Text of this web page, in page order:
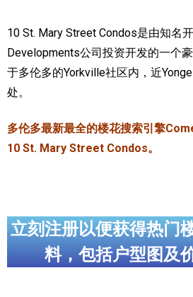
定居安大略省
安大略省免费医疗保险
吃货眼中的加拿大地图
10 St. Mary Street Condos是由知名
Developments公司投资开发的一个
于多伦多的Yorkville社区内，近
处。
多伦多最新最全的楼花搜索引擎
10 St. Mary Street Condos。
立刻注册以便获得热门
料，包括户型图及